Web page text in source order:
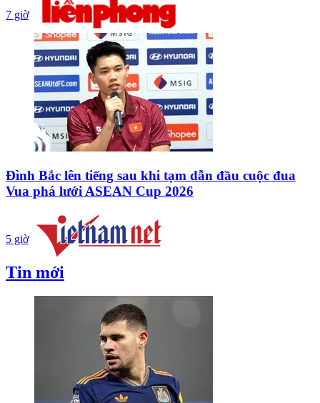
7 giờ
Đình Bắc lên tiếng sau khi tạm dẫn đầu cuộc đua
Vua phá lưới ASEAN Cup 2026
5 giờ
Tin mới